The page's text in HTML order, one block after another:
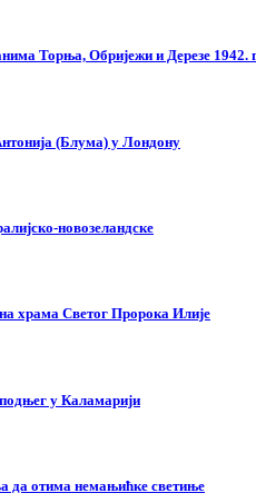
Торња, Обријежи и Дерезе 1942.
(Блума) у Лондону
новозеландске
храма Светог Пророка Илије
у Каламарији
да отима немањићке светиње